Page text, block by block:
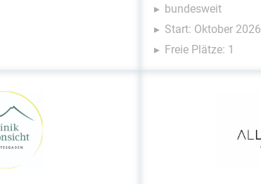
bundesweit
Start: Oktober 2026
Freie Plätze: 1